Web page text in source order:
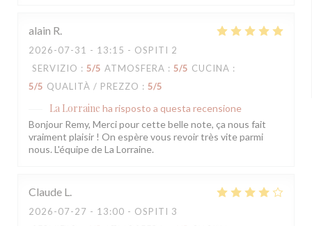
alain R
2026-07-31 - 13:15 - OSPITI 2
SERVIZIO : 5/5 ATMOSFERA : 5/5 CUCINA :
5/5 QUALITÀ / PREZZO : 5/5
La Lorraine ha risposto a questa recensione
Bonjour Remy, Merci pour cette belle note, ça nous fait
vraiment plaisir ! On espère vous revoir très vite parmi
nous. L'équipe de La Lorraine.
Claude L
2026-07-27 - 13:00 - OSPITI 3